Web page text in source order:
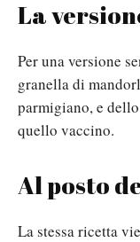
La
Per una versione
granella di
parmigiano, e
quello vaccino.
Al posto
La stessa ricetta